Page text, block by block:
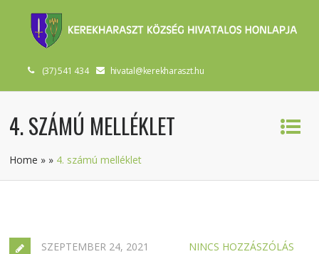
(37) 541 434 hivatal@kerekharaszt.hu
4. SZÁMÚ MELLÉKLET
Home » » 4. számú melléklet
SZEPTEMBER 24, 2021 NINCS HOZZÁSZÓLÁS